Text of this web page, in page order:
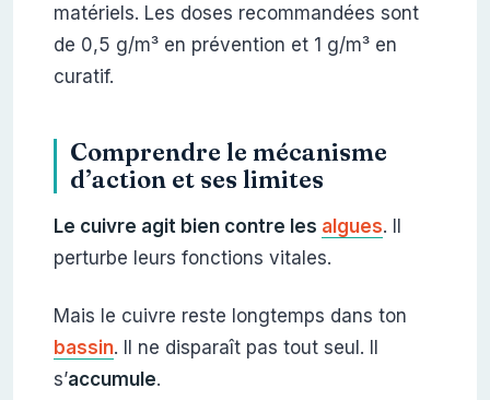
matériels. Les doses recommandées sont
de 0,5 g/m³ en prévention et 1 g/m³ en
curatif.
Comprendre le mécanisme
d’action et ses limites
Le cuivre agit bien contre les algues. Il
perturbe leurs fonctions vitales.
Mais le cuivre reste longtemps dans ton
bassin. Il ne disparaît pas tout seul. Il
s’accumule.